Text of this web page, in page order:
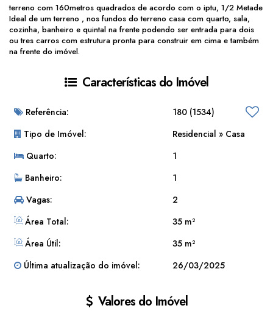
terreno com 160metros quadrados de acordo com o iptu, 1/2 Metade
Ideal de um terreno , nos fundos do terreno casa com quarto, sala,
cozinha, banheiro e quintal na frente podendo ser entrada para dois
ou tres carros com estrutura pronta para construir em cima e também
na frente do imóvel.
Características do Imóvel
Referência: 180 (1534)
Tipo de Imóvel:
Residencial » Casa
Quarto:
1
Banheiro:
1
Vagas:
2
Área Total:
35 m²
Área Útil:
35 m²
Última atualização do imóvel:
26/03/2025
Valores do Imóvel